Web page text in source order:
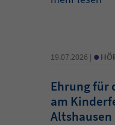
19.07.2026 | •
Ehrung für
am
Altshausen